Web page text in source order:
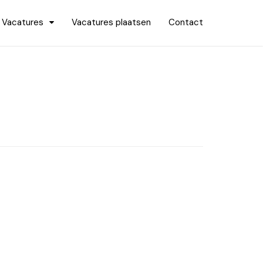
Vacatures Vacatures plaatsen Contact